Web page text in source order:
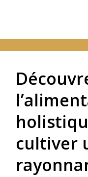
cultiver